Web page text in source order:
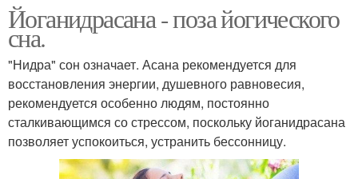
Йоганидрасана - поза йогического
сна.
"Нидра" сон означает. Асана рекомендуется для
восстановления энергии, душевного равновесия,
рекомендуется особенно людям, постоянно
сталкивающимся со стрессом, поскольку йоганидрасана
позволяет успокоиться, устранить бессонницу.